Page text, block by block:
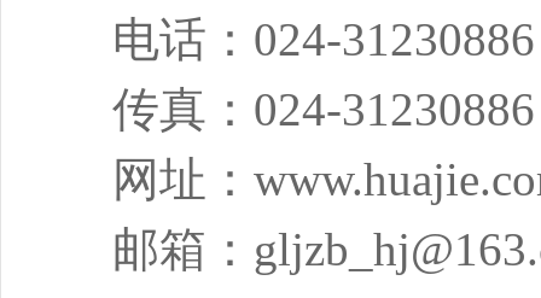
电话： 024-31230886
传真： 024-31230886
网址：
邮箱：